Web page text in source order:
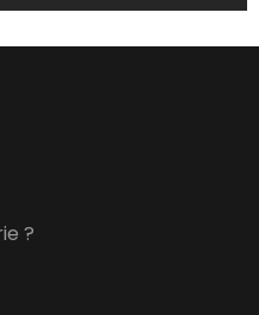
?